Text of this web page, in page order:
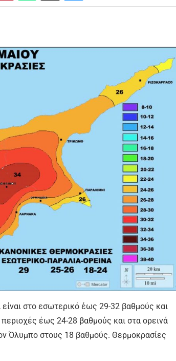
στο εσωτερικό έως 29-32 βαθμούς και
έως 24-28 βαθμούς και στα ορεινά
Όλυμπο στους 18 βαθμούς. Θερμοκρασίες